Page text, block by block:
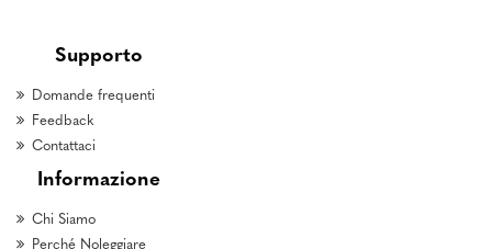
Supporto
Domande frequenti
Feedback
Contattaci
Informazione
Chi Siamo
Perché Noleggiare